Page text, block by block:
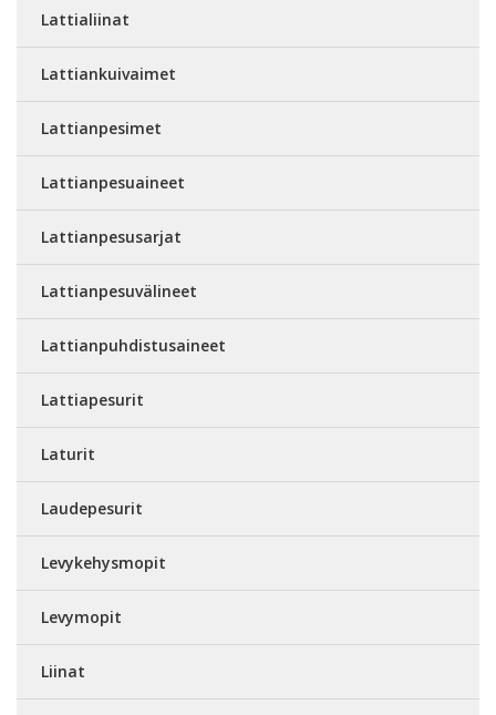
Lattialiinat
Lattiankuivaimet
Lattianpesimet
Lattianpesuaineet
Lattianpesusarjat
Lattianpesuvälineet
Lattianpuhdistusaineet
Lattiapesurit
Laturit
Laudepesurit
Levykehysmopit
Levymopit
Liinat